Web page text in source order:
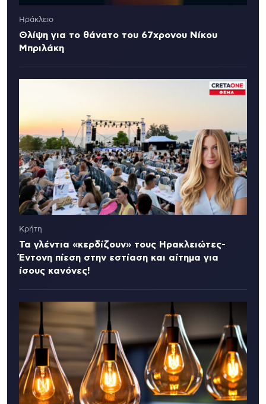
Ηράκλειο
Θλίψη για το θάνατο του 67χρονου Νίκου
Μπριλάκη
Κρήτη
Τα γλέντια «κερδίζουν» τους Ηρακλειώτες-
Έντονη πίεση στην εστίαση και αίτημα για
ίσους κανόνες!